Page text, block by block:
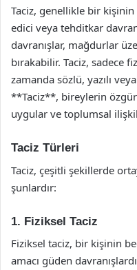
Taciz, genellikle bir kişinin
edici veya tehditkar
davranışlar, mağdurlar
bırakabilir. Taciz, sadece
zamanda sözlü, yazılı
**Taciz**, bireylerin
uygular ve toplumsal
Taciz Türleri
Taciz, çeşitli şekillerde
şunlardır:
1. Fiziksel Taciz
Fiziksel taciz, bir kişinin
amacı güden